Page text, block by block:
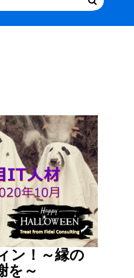
ン！～縁の
を～